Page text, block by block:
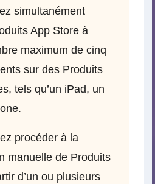
simultanément
App Store à
maximum de cinq
sur des Produits
tels qu’un iPad, un
procéder à la
manuelle de Produits
d’un ou plusieurs